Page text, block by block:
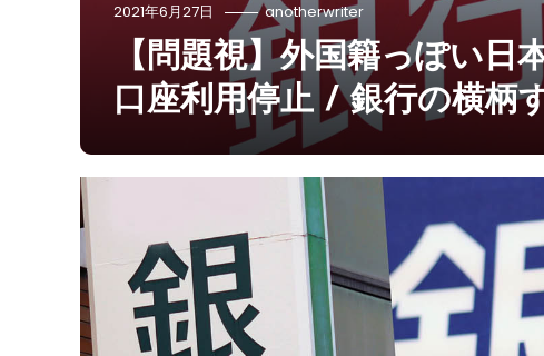
2021年6月27日 anotherwriter
【問題視】外国籍っぽい日
口座利用停止 / 銀行の横柄